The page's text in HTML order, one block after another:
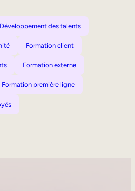
Développement des talents
Formation client
Formation externe
Formation première ligne